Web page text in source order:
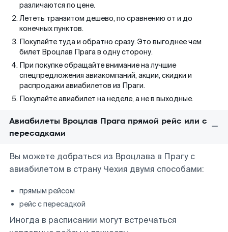
различаются по цене.
Лететь транзитом дешево, по сравнению от и до
конечных пунктов.
Покупайте туда и обратно сразу. Это выгоднее чем
билет Вроцлав Прага в одну сторону.
При покупке обращайте внимание на лучшие
спецпредложения авиакомпаний, акции, скидки и
распродажи авиабилетов из Праги.
Покупайте авиабилет на неделе, а не в выходные.
Авиабилеты Вроцлав Прага прямой рейс или с
пересадками
Вы можете добраться из Вроцлава в Прагу с
авиабилетом в страну Чехия двумя способами:
прямым рейсом
рейс с пересадкой
Иногда в расписании могут встречаться